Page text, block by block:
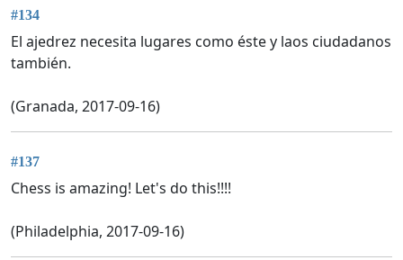
#134
El ajedrez necesita lugares como éste y laos ciudadanos
también.
(Granada, 2017-09-16)
#137
Chess is amazing! Let's do this!!!!
(Philadelphia, 2017-09-16)